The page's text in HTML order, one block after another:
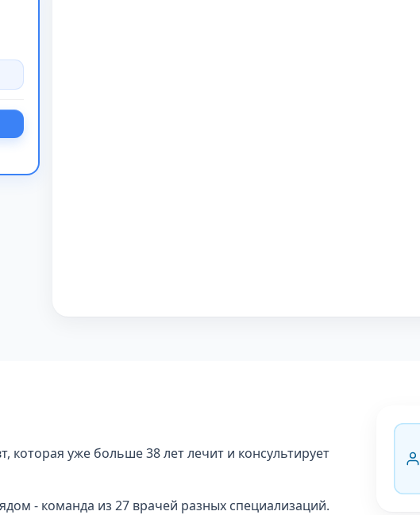
которая уже больше 38 лет лечит и консультирует
- команда из 27 врачей разных специализаций.